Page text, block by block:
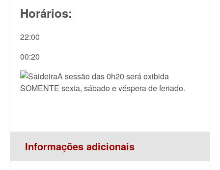
Horários:
22:00
00:20
A sessão das 0h20 será exibida
SOMENTE sexta, sábado e véspera de feriado.
Informações adicionais